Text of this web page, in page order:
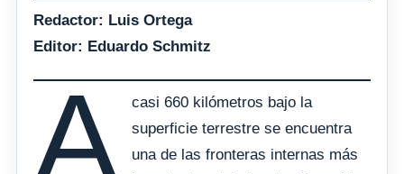
Redactor: Luis Ortega
Editor: Eduardo Schmitz
A
casi 660 kilómetros bajo la
superficie terrestre se encuentra
una de las fronteras internas más